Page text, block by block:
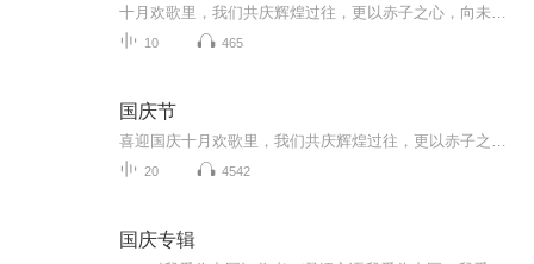
10 465
国庆节
20 4542
国庆专辑